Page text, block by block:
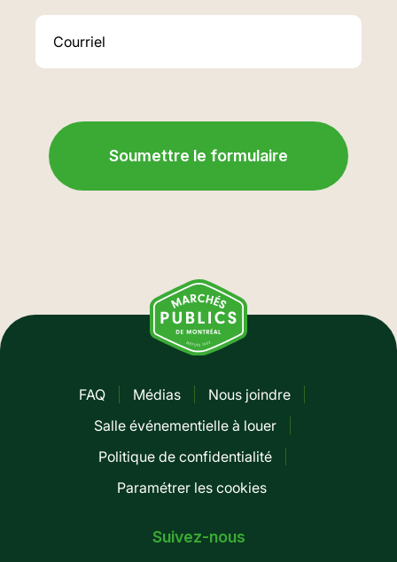
FAQ Médias
Nous joindre
Salle événementielle à louer
Politique de confidentialité
Paramétrer les cookies
Suivez-nous